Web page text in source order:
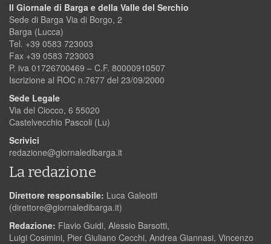
Il Giornale di Barga e della Valle del Serchio
Sede di Barga Via di Borgo, 2
Barga (Lucca)
Tel. +39 0583 723003
Fax +39 0583 723003
P. iva 01726700469 – C.F. 80000910507
Iscrizione al ROC n.7677 del 23/09/2000
Sede Legale
Via del Ciocco, 6 55020
Castelvecchio Pascoli (Lu)
Scrivici
redazione@giornaledibarga.it
La redazione
Direttore responsabile: Luca Galeotti
(direttore@giornaledibarga.it)
Redazione: Flavio Guidi, Alessio Barsotti,
Luigi Cosimini, Pier Giuliano Cecchi, Andrea Giannasi, Vincenzo